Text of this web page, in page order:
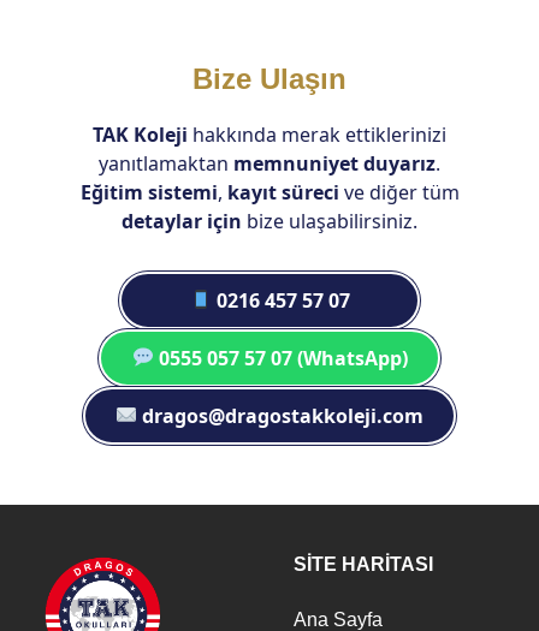
Bize Ulaşın
TAK Koleji hakkında merak ettiklerinizi
yanıtlamaktan memnuniyet duyarız.
Eğitim sistemi, kayıt süreci ve diğer tüm
detaylar için bize ulaşabilirsiniz.
0216 457 57 07
0555 057 57 07 (WhatsApp)
dragos@dragostakkoleji.com
SİTE HARİTASI
Ana Sayfa